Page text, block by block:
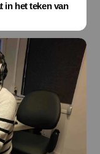
in het teken van